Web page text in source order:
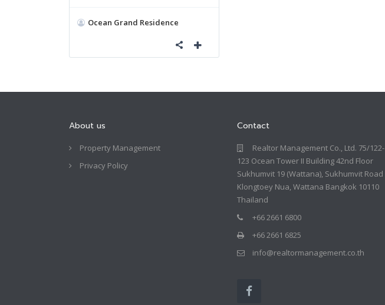
Ocean Grand Residence
About us
Property Management
Privacy Policy
Contact
Realtor Management Co., Ltd. 75/122-
123 Ocean Tower II Building 42nd Floor
Sukhumvit 19 (Wattana), Sukhumvit Road
Klongtoey Nua, Wattana Bangkok 10110
Thailand
+66 2661 6800
+66 2661 6825
info@realtormanagement.co.th